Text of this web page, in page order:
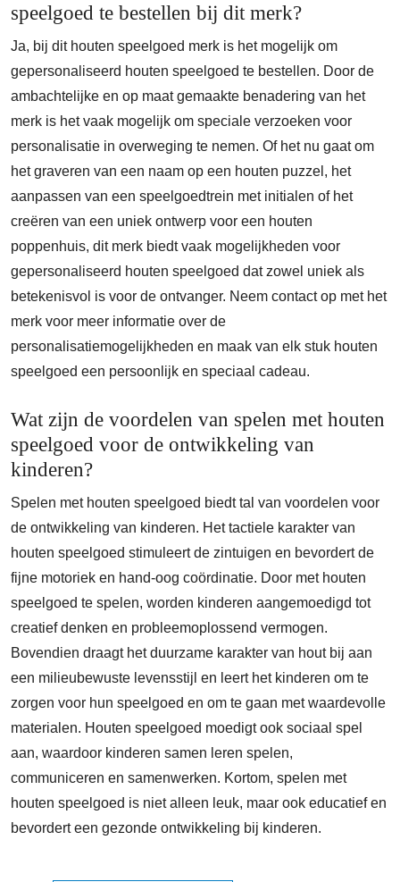
speelgoed te bestellen bij dit merk?
Ja, bij dit houten speelgoed merk is het mogelijk om
gepersonaliseerd houten speelgoed te bestellen. Door de
ambachtelijke en op maat gemaakte benadering van het
merk is het vaak mogelijk om speciale verzoeken voor
personalisatie in overweging te nemen. Of het nu gaat om
het graveren van een naam op een houten puzzel, het
aanpassen van een speelgoedtrein met initialen of het
creëren van een uniek ontwerp voor een houten
poppenhuis, dit merk biedt vaak mogelijkheden voor
gepersonaliseerd houten speelgoed dat zowel uniek als
betekenisvol is voor de ontvanger. Neem contact op met het
merk voor meer informatie over de
personalisatiemogelijkheden en maak van elk stuk houten
speelgoed een persoonlijk en speciaal cadeau.
Wat zijn de voordelen van spelen met houten
speelgoed voor de ontwikkeling van
kinderen?
Spelen met houten speelgoed biedt tal van voordelen voor
de ontwikkeling van kinderen. Het tactiele karakter van
houten speelgoed stimuleert de zintuigen en bevordert de
fijne motoriek en hand-oog coördinatie. Door met houten
speelgoed te spelen, worden kinderen aangemoedigd tot
creatief denken en probleemoplossend vermogen.
Bovendien draagt het duurzame karakter van hout bij aan
een milieubewuste levensstijl en leert het kinderen om te
zorgen voor hun speelgoed en om te gaan met waardevolle
materialen. Houten speelgoed moedigt ook sociaal spel
aan, waardoor kinderen samen leren spelen,
communiceren en samenwerken. Kortom, spelen met
houten speelgoed is niet alleen leuk, maar ook educatief en
bevordert een gezonde ontwikkeling bij kinderen.